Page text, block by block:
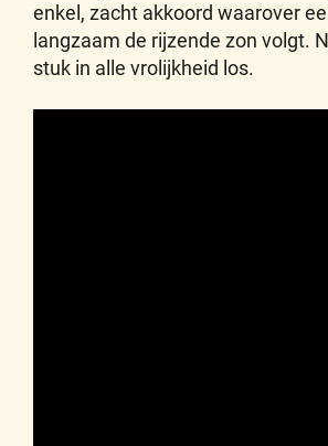
enkel, zacht akkoord waarover
langzaam de rijzende zon volgt.
stuk in alle vrolijkheid los.